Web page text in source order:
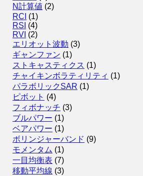
N計算値 (2)
RCI (1)
RSI (4)
RVI (2)
エリオット波動 (3)
ギャンファン (1)
ストキャスティクス (1)
チャイキンボラティリティ (1)
パラボリックSAR (1)
ピボット (4)
フィボナッチ (3)
ブルパワー (1)
ベアパワー (1)
ボリンジャーバンド (9)
モメンタム (1)
一目均衡表 (7)
移動平均線 (3)